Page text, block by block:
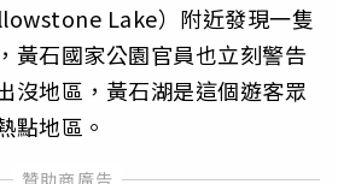
Lake）附近發現一隻
黃石國家公園官員也立刻警告
沒地區，黃石湖是這個遊客眾
點地區。